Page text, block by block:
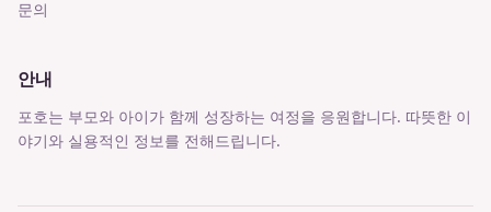
문의
안내
포호는 부모와 아이가 함께 성장하는 여정을 응원합니다. 따뜻한 이
야기와 실용적인 정보를 전해드립니다.